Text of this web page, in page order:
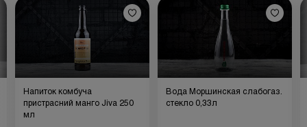
Напиток комбуча
пристрасний манго Jiva 250
мл
Вода Моршинская слабогаз.
стекло 0,33л